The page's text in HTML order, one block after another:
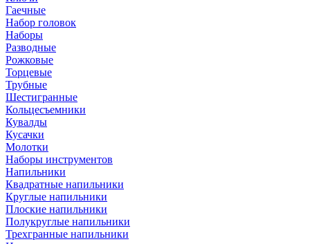
Гаечные
Набор головок
Наборы
Разводные
Рожковые
Торцевые
Трубные
Шестигранные
Кольцесъемники
Кувалды
Кусачки
Молотки
Наборы инструментов
Напильники
Квадратные напильники
Круглые напильники
Плоские напильники
Полукруглые напильники
Трехгранные напильники